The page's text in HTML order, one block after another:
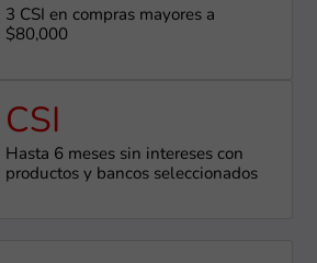
3 CSI en compras mayores a
$80,000
CSI
Hasta 6 meses sin intereses con
productos y bancos seleccionados